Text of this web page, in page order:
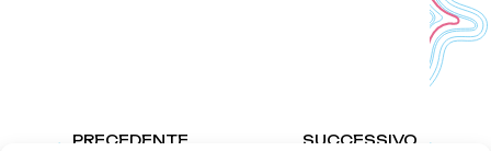
PRECEDENTE SUCCESSIVO